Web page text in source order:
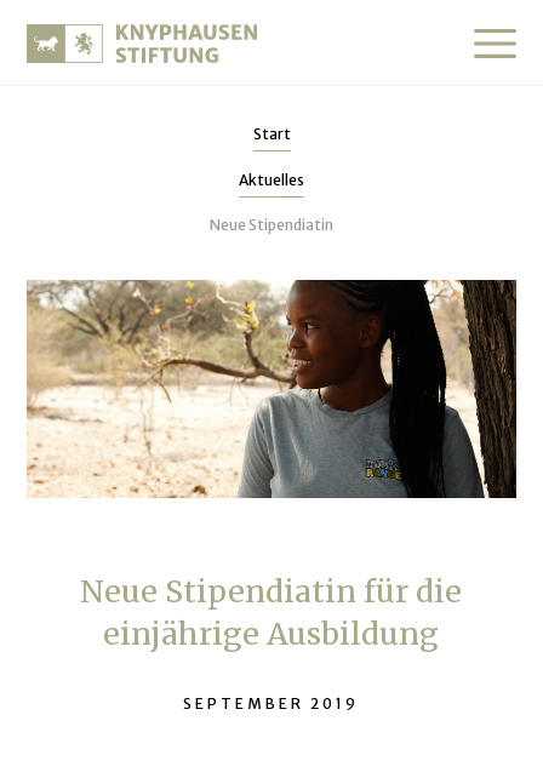
Start
Aktuelles
Neue Stipendiatin
Neue Stipendiatin für die
einjährige Ausbildung
SEPTEMBER 2019